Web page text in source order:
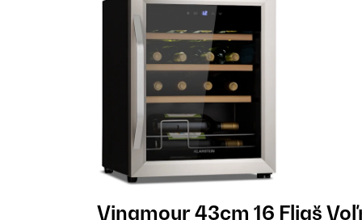
Vinamour 43cm 16 Fliaš